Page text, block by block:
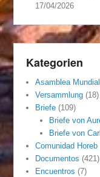
17/04/2026
Kategorien
Asamblea
Versammlung (18)
Briefe (109)
Briefe von
Briefe von
Comunidad Horeb
Documentos (421)
Encuentros (7)